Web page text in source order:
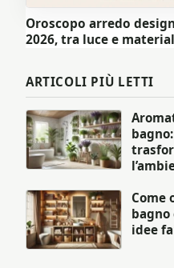
Oroscopo arredo
2026, tra luce e
ARTICOLI PIÙ LETTI
Come
bagno
idee